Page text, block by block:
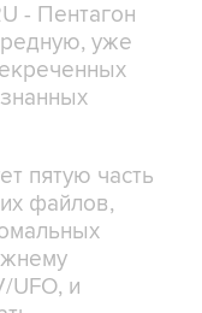
- Пентагон
уже
пятую часть
файлов,
UFO, и